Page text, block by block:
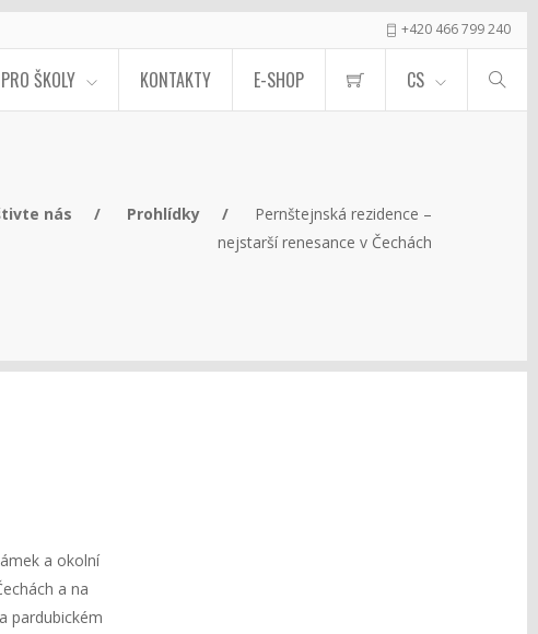
+420 466 799 240
PRO ŠKOLY KONTAKTY E-SHOP CS
nás Prohlídky
Pernštejnská rezidence –
nejstarší renesance v Čechách
a okolní
a na
pardubickém